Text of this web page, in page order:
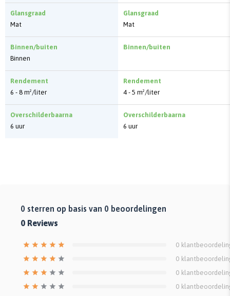
Glansgraad
Mat
Binnen/buiten
Binnen
Rendement
6 - 8 m²/liter
Overschilderbaarna
6 uur
Glansgraad
Mat
Binnen/buiten
Rendement
4 - 5 m²/liter
Overschilderbaarna
6 uur
0 sterren op basis van 0 beoordelingen
0 Reviews
0
0
0
0